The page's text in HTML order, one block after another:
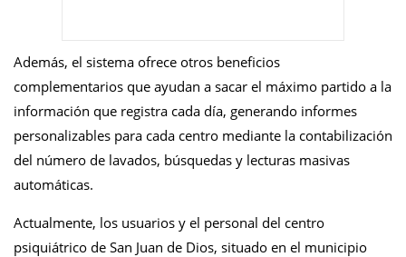
Además, el sistema ofrece otros beneficios
complementarios que ayudan a sacar el máximo partido a la
información que registra cada día, generando informes
personalizables para cada centro mediante la contabilización
del número de lavados, búsquedas y lecturas masivas
automáticas.
Actualmente, los usuarios y el personal del centro
psiquiátrico de San Juan de Dios, situado en el municipio